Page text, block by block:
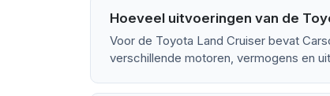
Hoeveel uitvoeringen van de
Voor de Toyota Land Cruiser bevat
verschillende motoren, vermogens en